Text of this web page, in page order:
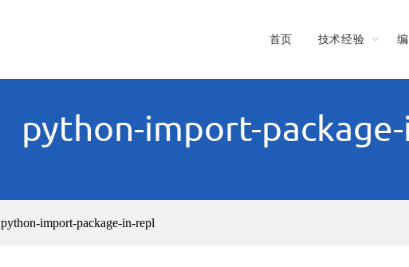
首页 技术经验
python-import-
python-import-package-in-repl